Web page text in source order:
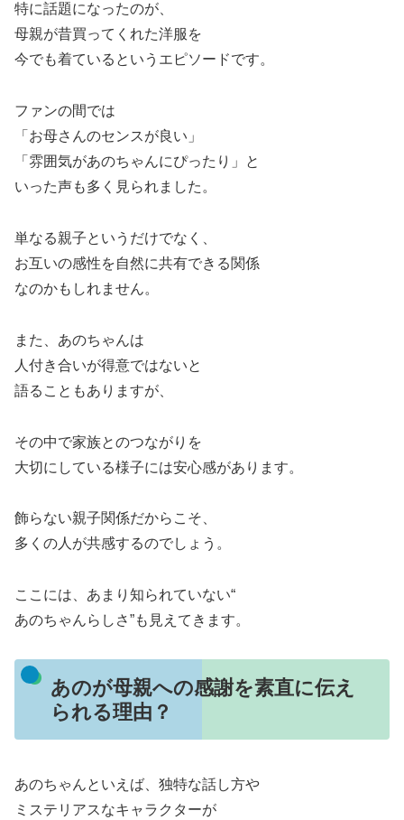
特に話題になったのが、
母親が昔買ってくれた洋服を
今でも着ているというエピソードです。
ファンの間では
「お母さんのセンスが良い」
「雰囲気があのちゃんにぴったり」と
いった声も多く見られました。
単なる親子というだけでなく、
お互いの感性を自然に共有できる関係
なのかもしれません。
また、あのちゃんは
人付き合いが得意ではないと
語ることもありますが、
その中で家族とのつながりを
大切にしている様子には安心感があります。
飾らない親子関係だからこそ、
多くの人が共感するのでしょう。
ここには、あまり知られていない“
あのちゃんらしさ”も見えてきます。
あのが母親への感謝を素直に伝え
られる理由？
あのちゃんといえば、独特な話し方や
ミステリアスなキャラクターが